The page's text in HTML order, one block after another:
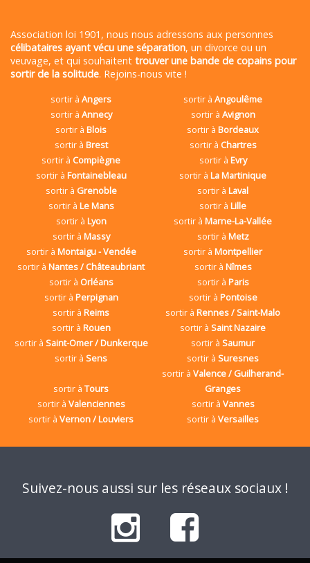
Association loi 1901, nous nous adressons aux personnes
célibataires ayant vécu une séparation, un divorce ou un
veuvage, et qui souhaitent trouver une bande de copains pour
sortir de la solitude. Rejoins-nous vite !
sortir àAngers sortir àAngoulême
sortir à Annecy sortir à Avignon
sortir àBlois sortir àBordeaux
sortir à Brest sortir à Chartres
sortir à Compiègne sortir à Evry
sortir à Fontainebleau sortir àLa Martinique
sortir à Grenoble sortir àLaval
sortir à Le Mans sortir àLille
sortir à Lyon sortir àMarne-La-Vallée
sortir à Massy sortir à Metz
sortir à Montaigu - Vendée sortir àMontpellier
sortir àNantes / Châteaubriant sortir à Nîmes
sortir à Orléans sortir à Paris
sortir à Perpignan sortir à Pontoise
sortir àReims sortir àRennes / Saint-Malo
sortir à Rouen sortir àSaint Nazaire
sortir à Saint-Omer / Dunkerque sortir àSaumur
sortir àSens sortir àSuresnes
sortir àTours
sortir àValence / Guilherand-
Granges
sortir à Valenciennes sortir à Vannes
sortir àVernon / Louviers sortir àVersailles
Suivez-nous aussi sur les réseaux sociaux !